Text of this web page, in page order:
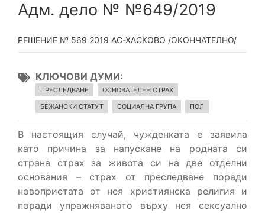
Адм. дело № №649/2019
РЕШЕНИЕ № 569 2019 АС-ХАСКОВО /ОКОНЧАТЕЛНО/
КЛЮЧОВИ ДУМИ
ПРЕСЛЕДВАНЕ
ОСНОВАТЕЛЕН СТРАХ
БЕЖАНСКИ СТАТУТ
СОЦИАЛНА ГРУПА ПОЛ
В настоящия случай, чужденката е заявила
като причина за напускане на родната си
страна страх за живота си на две отделни
основания – страх от преследване поради
новоприетата от нея християнска религия и
поради упражняваното върху нея сексуално